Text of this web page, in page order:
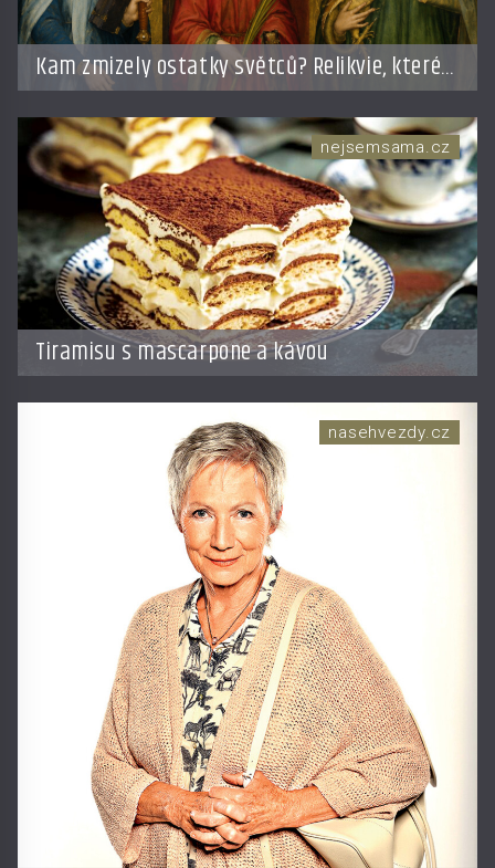
Kam zmizely ostatky světců? Relikvie, které
putují Evropou a dodnes budí úžas
Tiramisu s mascarpone a kávou
nejsemsama.cz
nasehvezdy.cz